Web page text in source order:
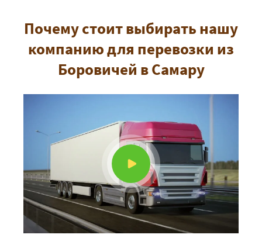
Почему стоит выбирать нашу
компанию для перевозки из
Боровичей в Самару